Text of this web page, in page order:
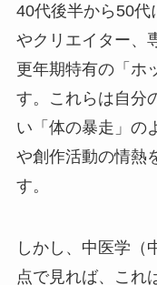
40代後半から50代
やクリエイター、
更年期特有の「ホ
す。これらは自分
い「体の暴走」の
や創作活動の情熱
す。
しかし、中医学（
点で見れば、これ